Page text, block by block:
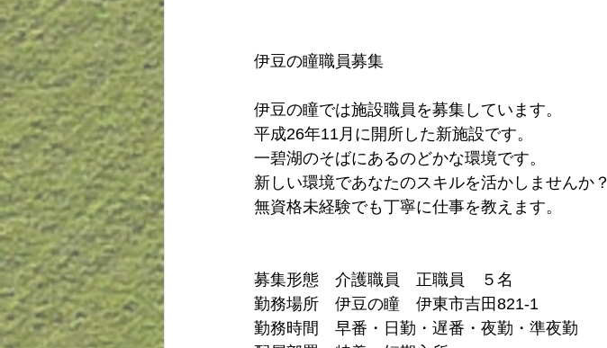
伊豆の瞳職員募集
伊豆の瞳では施設職員を募集しています。
平成26年11月に開所した新施設です。
一碧湖のそばにあるのどかな環境です。
新しい環境であなたのスキルを活かしませんか？
無資格未経験でも丁寧に仕事を教えます。
募集形態　介護職員　正職員　５名
勤務場所　伊豆の瞳　伊東市吉田821-1
勤務時間　早番・日勤・遅番・夜勤・準夜勤